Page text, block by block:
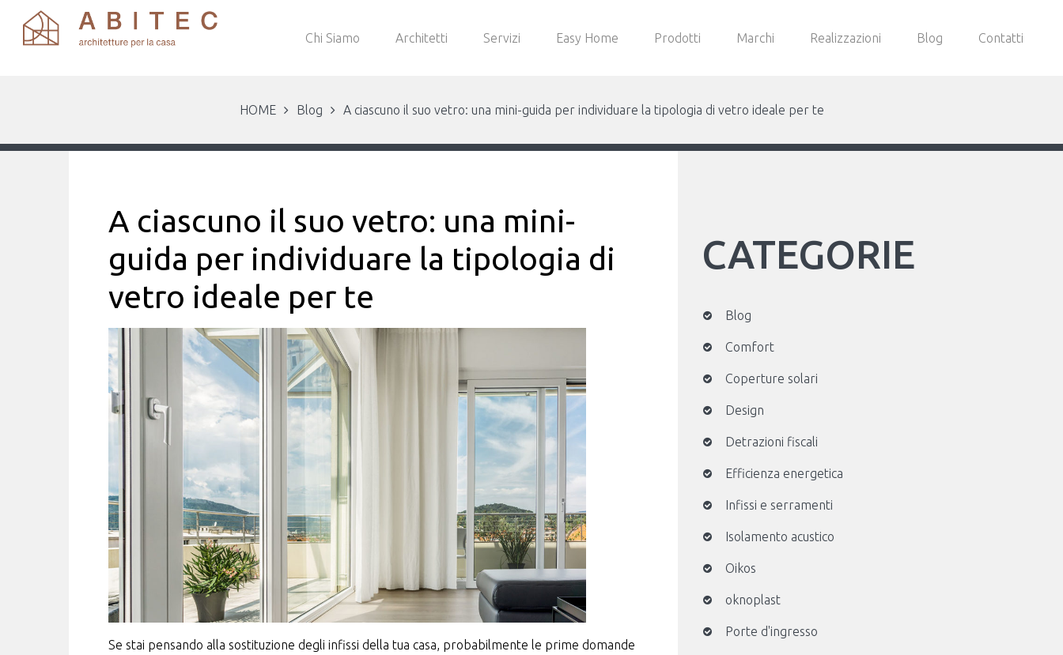
Chi Siamo Architetti Servizi Easy Home Prodotti Marchi Realizzazioni Blog Contatti
HOME Blog A ciascuno il suo vetro: una mini-guida per individuare la tipologia di vetro ideale per te
A ciascuno il suo vetro: una mini-
guida per individuare la tipologia di
vetro ideale per te
Se stai pensando alla sostituzione degli infissi della tua casa, probabilmente le prime domande
CATEGORIE
Blog
Comfort
Coperture solari
Design
Detrazioni fiscali
Efficienza energetica
Infissi e serramenti
Isolamento acustico
Oikos
oknoplast
Porte d'ingresso